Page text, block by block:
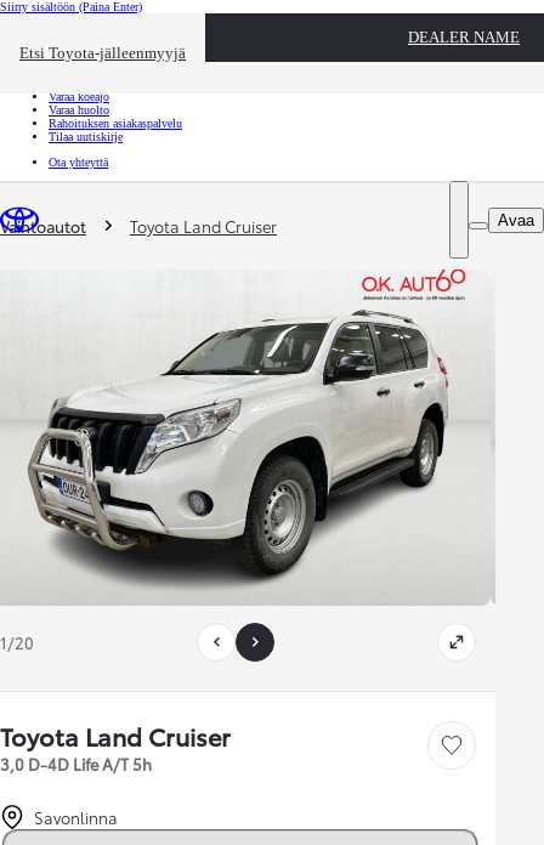
Siirry sisältöön (Paina Enter)
Etsi Toyota-jälleenmyyjä
DEALER NAME
Toyota palvelee Sulje
Varaa koeajo
Varaa huolto
Rahoituksen asiakaspalvelu
Tilaa uutiskirje
Ota yhteyttä
Avaa
Olet täällä
Vaihtoautot Toyota Land Cruiser
1/20
Toyota Land Cruiser
3,0 D-4D Life A/T 5h
Tallenna auto
Savonlinna